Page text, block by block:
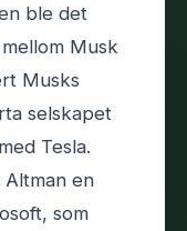
ble det
Musk
Musks
selskapet
Tesla.
en
som